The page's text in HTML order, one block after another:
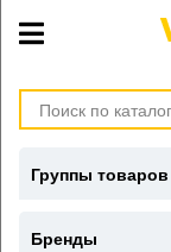
Группы товаров
Бренды